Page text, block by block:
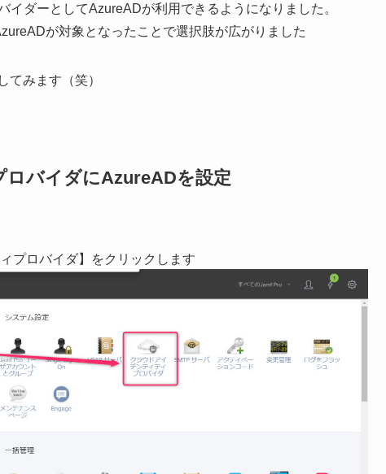
ダーとしてAzureADが利用できるようになりました。
が対象となったことで選択肢が広がりました
てみます（笑）
バイダにAzureADを設定
プロバイダ】をクリックします